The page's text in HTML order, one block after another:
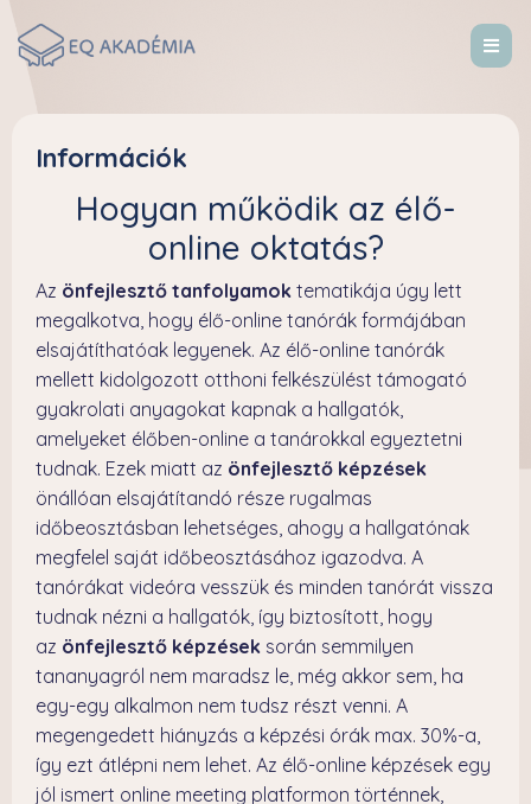
Információk
Hogyan működik az élő-
online oktatás?
Az önfejlesztő tanfolyamok tematikája úgy lett
megalkotva, hogy élő-online tanórák formájában
elsajátíthatóak legyenek. Az élő-online tanórák
mellett kidolgozott otthoni felkészülést támogató
gyakrolati anyagokat kapnak a hallgatók,
amelyeket élőben-online a tanárokkal egyeztetni
tudnak. Ezek miatt az önfejlesztő képzések
önállóan elsajátítandó része rugalmas
időbeosztásban lehetséges, ahogy a hallgatónak
megfelel saját időbeosztásához igazodva. A
tanórákat videóra vesszük és minden tanórát vissza
tudnak nézni a hallgatók, így biztosított, hogy
az önfejlesztő képzések során semmilyen
tananyagról nem maradsz le, még akkor sem, ha
egy-egy alkalmon nem tudsz részt venni. A
megengedett hiányzás a képzési órák max. 30%-a,
így ezt átlépni nem lehet. Az élő-online képzések egy
jól ismert online meeting platformon történnek,